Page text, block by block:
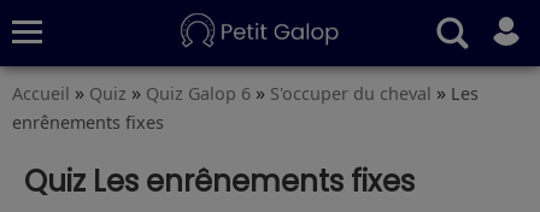
Quiz
Conseils
Fiches
S’abonner
Accueil » Quiz » Quiz Galop 6 » S'occuper du cheval » Les
enrênements fixes
Quiz Les enrênements fixes